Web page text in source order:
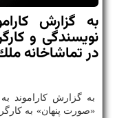
به گزارش
نویسندگی و
در تماشاخانه
به گزارش كاراموند
«صورت پنهان» به